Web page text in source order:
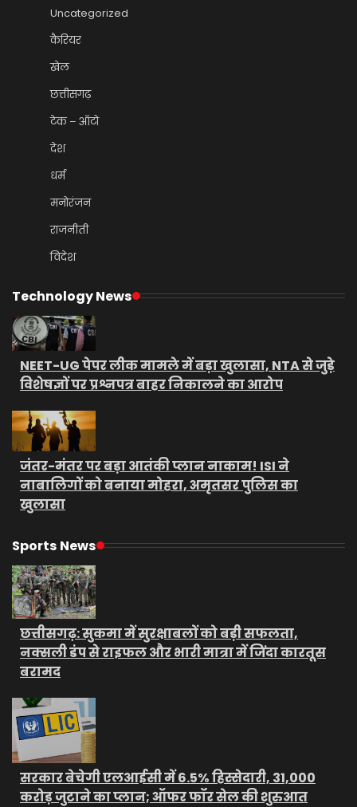
Uncategorized
कैरियर
खेल
छत्तीसगढ़
टेक – ऑटो
देश
धर्म
मनोरंजन
राजनीती
विदेश
Technology News
NEET-UG पेपर लीक मामले में बड़ा खुलासा, NTA से जुड़े
विशेषज्ञों पर प्रश्नपत्र बाहर निकालने का आरोप
जंतर-मंतर पर बड़ा आतंकी प्लान नाकाम! ISI ने
नाबालिगों को बनाया मोहरा, अमृतसर पुलिस का
खुलासा
Sports News
छत्तीसगढ़: सुकमा में सुरक्षाबलों को बड़ी सफलता,
नक्सली डंप से राइफल और भारी मात्रा में जिंदा कारतूस
बरामद
सरकार बेचेगी एलआईसी में 6.5% हिस्सेदारी, 31,000
करोड़ जुटाने का प्लान; ऑफर फॉर सेल की शुरुआत